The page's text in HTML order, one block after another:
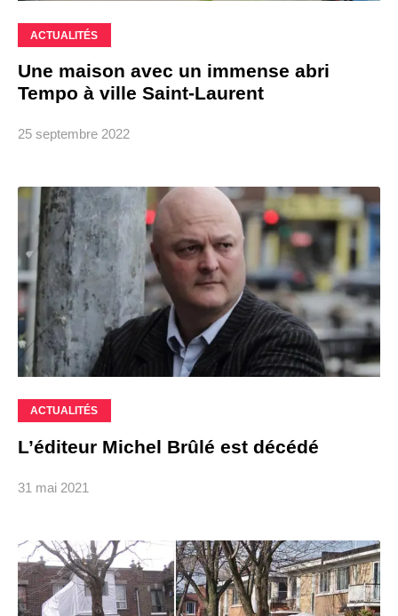
ACTUALITÉS
Une maison avec un immense abri
Tempo à ville Saint-Laurent
25 septembre 2022
ACTUALITÉS
L’éditeur Michel Brûlé est décédé
31 mai 2021